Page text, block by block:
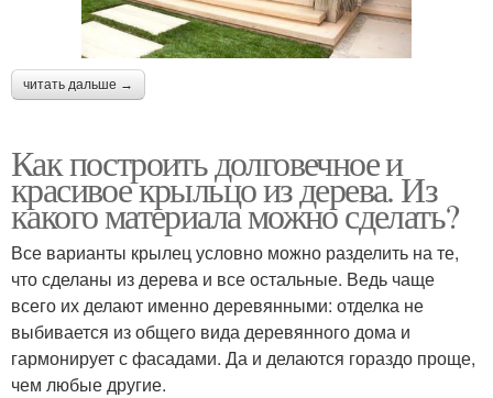
читать дальше →
Как построить долговечное и
красивое крыльцо из дерева. Из
какого материала можно сделать?
Все варианты крылец условно можно разделить на те,
что сделаны из дерева и все остальные. Ведь чаще
всего их делают именно деревянными: отделка не
выбивается из общего вида деревянного дома и
гармонирует с фасадами. Да и делаются гораздо проще,
чем любые другие.